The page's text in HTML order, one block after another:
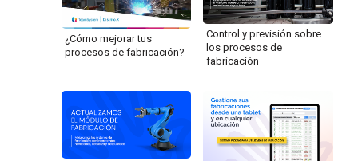
¿Cómo mejorar tus
procesos de fabricación?
Control y previsión sobre
los procesos de
fabricación